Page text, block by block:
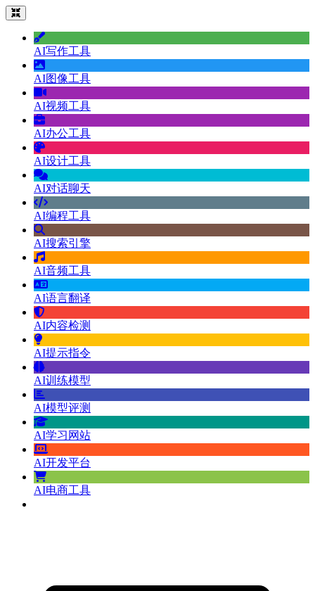
AI写作工具
AI图像工具
AI视频工具
AI办公工具
AI设计工具
AI对话聊天
AI编程工具
AI搜索引擎
AI音频工具
AI语言翻译
AI内容检测
AI提示指令
AI训练模型
AI模型评测
AI学习网站
AI开发平台
AI电商工具